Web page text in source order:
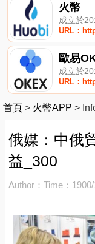
火幣
成立於
URL：
歐易
成立於
URL：
首頁 > 火幣APP >
俄媒：中俄
益_300
Author： Time：